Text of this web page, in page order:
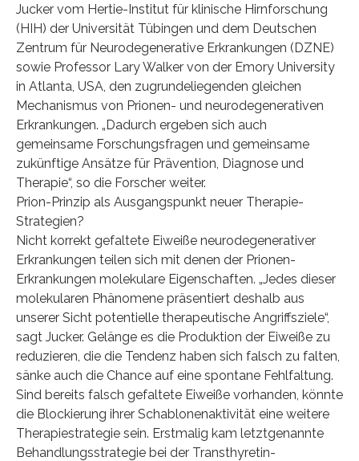
Jucker vom Hertie-Institut für klinische Hirnforschung
(HIH) der Universität Tübingen und dem Deutschen
Zentrum für Neurodegenerative Erkrankungen (DZNE)
sowie Professor Lary Walker von der Emory University
in Atlanta, USA, den zugrundeliegenden gleichen
Mechanismus von Prionen- und neurodegenerativen
Erkrankungen. „Dadurch ergeben sich auch
gemeinsame Forschungsfragen und gemeinsame
zukünftige Ansätze für Prävention, Diagnose und
Therapie“, so die Forscher weiter.
Prion-Prinzip als Ausgangspunkt neuer Therapie-
Strategien?
Nicht korrekt gefaltete Eiweiße neurodegenerativer
Erkrankungen teilen sich mit denen der Prionen-
Erkrankungen molekulare Eigenschaften. „Jedes dieser
molekularen Phänomene präsentiert deshalb aus
unserer Sicht potentielle therapeutische Angriffsziele“,
sagt Jucker. Gelänge es die Produktion der Eiweiße zu
reduzieren, die die Tendenz haben sich falsch zu falten,
sänke auch die Chance auf eine spontane Fehlfaltung.
Sind bereits falsch gefaltete Eiweiße vorhanden, könnte
die Blockierung ihrer Schablonenaktivität eine weitere
Therapiestrategie sein. Erstmalig kam letztgenannte
Behandlungsstrategie bei der Transthyretin-